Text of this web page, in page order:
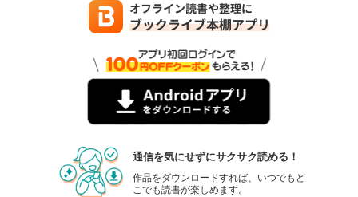
通信を気にせずにサクサク読める！
作品をダウンロードすれば、いつでもど
こでも読書が楽しめます。